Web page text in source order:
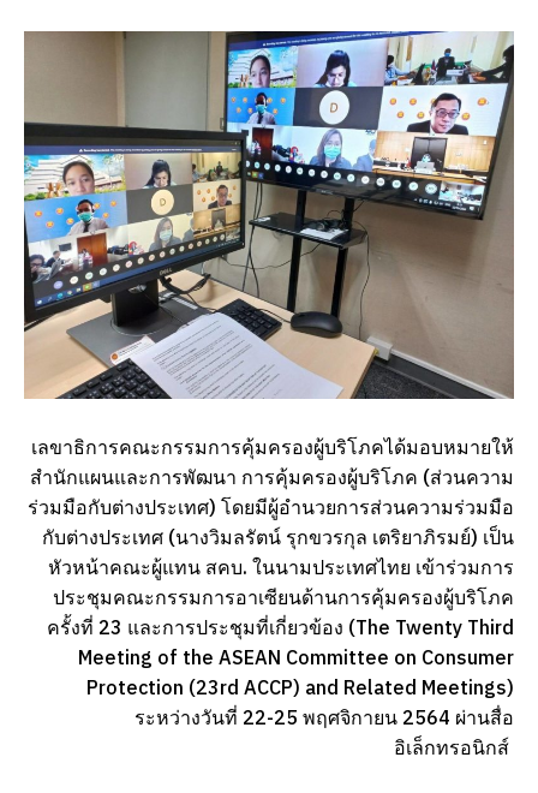
เลขาธิการคณะกรรมการคุ้มครองผู้บริโภคได้มอบหมายให้
สำนักแผนและการพัฒนา การคุ้มครองผู้บริโภค (ส่วนความ
ร่วมมือกับต่างประเทศ) โดยมีผู้อำนวยการส่วนความร่วมมือ
กับต่างประเทศ (นางวิมลรัตน์ รุกขวรกุล เตริยาภิรมย์) เป็น
หัวหน้าคณะผู้แทน สคบ. ในนามประเทศไทย เข้าร่วมการ
ประชุมคณะกรรมการอาเซียนด้านการคุ้มครองผู้บริโภค
ครั้งที่ 23 และการประชุมที่เกี่ยวข้อง (The Twenty Third
Meeting of the ASEAN Committee on Consumer
Protection (23rd ACCP) and Related Meetings)
ระหว่างวันที่ 22-25 พฤศจิกายน 2564 ผ่านสื่อ
อิเล็กทรอนิกส์